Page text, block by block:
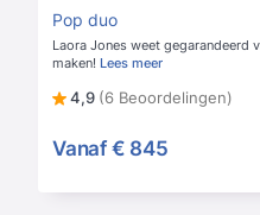
Pop duo
Laora Jones weet gegarandeerd
maken! Lees meer
4,9 (6 Beoordelingen)
Vanaf € 845